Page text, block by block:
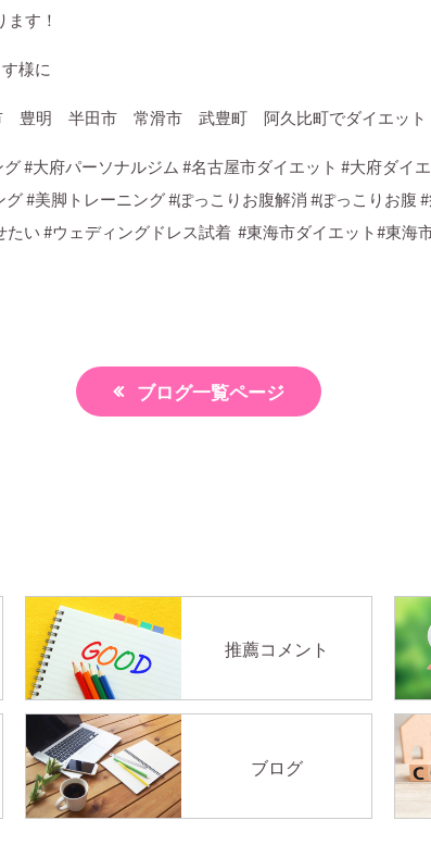
す！
様に
明 半田市 常滑市 武豊町 阿久比町でダイエット
グ#大府パーソナルジム #名古屋市ダイエット #大府ダイ
グ#美脚トレーニング#ぽっこりお腹解消#ぽっこりお腹#
たい#ウェディングドレス試着 #東海市ダイエット#東海
ブログ一覧ページ
推薦コメント
ブログ